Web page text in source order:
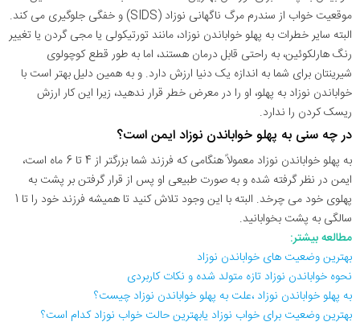
موقعیت خواب از سندرم مرگ ناگهانی نوزاد (SIDS) و خفگی جلوگیری می کند.
البته سایر خطرات به پهلو خواباندن نوزاد، مانند تورتیکولی یا مجی گردن یا تغییر
رنگ هارلکوئین، به راحتی قابل درمان هستند، اما به طور قطع کوچولوی
شیرینتان برای شما به اندازه یک دنیا ارزش دارد. و به همین دلیل بهتر است با
خواباندن نوزاد به پهلو، او را در معرض خطر قرار ندهید، زیرا این کار ارزش
ریسک کردن را ندارد.
در چه سنی به پهلو خواباندن نوزاد ایمن است؟
به پهلو خواباندن نوزاد معمولاً هنگامی که فرزند شما بزرگتر از 4 تا 6 ماه است،
ایمن در نظر گرفته شده و به صورت طبیعی او پس از قرار گرفتن بر پشت به
پهلوی خود می چرخد. البته با این وجود تلاش کنید تا همیشه فرزند خود را تا 1
سالگی به پشت بخوابانید.
مطالعه بیشتر:
بهترین وضعیت های خواباندن نوزاد
نحوه خواباندن نوزاد تازه متولد شده و نکات کاربردی
به پهلو خواباندن نوزاد ،علت به پهلو خواباندن نوزاد چیست؟
بهترین وضعیت برای خواب نوزاد یابهترین حالت خواب نوزاد کدام است؟